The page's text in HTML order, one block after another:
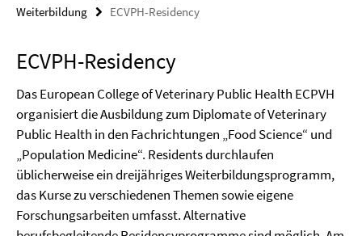
Weiterbildung
ECVPH-Residency
ECVPH-Residency
Das European College of Veterinary Public Health ECPVH
organisiert die Ausbildung zum Diplomate of Veterinary
Public Health in den Fachrichtungen „Food Science“ und
„Population Medicine“. Residents durchlaufen
üblicherweise ein dreijähriges Weiterbildungsprogramm,
das Kurse zu verschiedenen Themen sowie eigene
Forschungsarbeiten umfasst. Alternative